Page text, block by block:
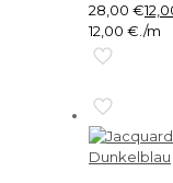
28,00 €
12,00 €. /m